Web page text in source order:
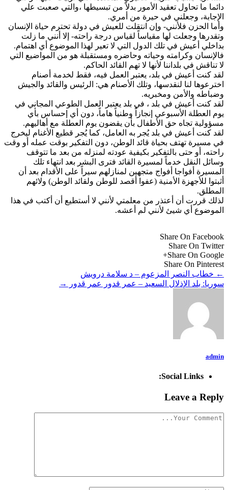
دائما ما تحاول تعقيد الأمور بدلاً من تبسيطها ،والتي صعبت علي
الإجابة، وجعلني في حيرة من أمري.
وأما الحزن فلأنني- وإن انتقلت للعيش في دولة تحترم حياة الإنسان
وتقدرها وجعلت لها مقياساً لقياس درجة راحته- إلا أنني ما زلت
بداخلي أعيش في تلك الدول التي لا تعير لهذا الموضوع أي اهتمام.
فالإنسان وكرامته وحياته وحاضره ومستقبلة هو من المواضيع التي
لا تناقش في بلداننا لأنها لا تهم القائد الحاكم.
لقد كنت أعيش في بلد، يعتبر العمل فيه، فقط لخدمة أصنام
اخترعوها لنا لنقدسها، وتلك الأصنام هي: الرئيس والقائد والجيش
وضباطه والأمن ومخبريه.
لقد كنت أعيش في بلد ، في بلد يعتبر العمل الطوعي المجاني في
يوم العطلة الأسبوعي إنجازاً وطنياً هاماً، دون أي إحساس بأي
مسؤولية تجاه حق الأطفال بأن يقضون يوم العطلة مع أهاليهم.
لقد كنت أعيش في بلد يُجر به العامل، كما يُجر قطيع الأغنام ليخرج
في مسيرة تهتف بحياة قائد الوطن، دون التفكير بوقت عمله أو وقت
راحته، أو حتى بالتفكير بكيفية عودته لمنزله من بعد ما تتوقف
وسائل النقل خدماً لمسيرة القائد فترى البشر بعد انتهاء تلك
المسيرة أفواجا أفواج متجهين لمنازلهم سيراً على الأقدام بعد أن
أثبتوا للأجهزة الأمنية (عفوا أقصد للوطن ولقائد الوطن) ولائهم
المطلق.
لذلك قررت أن أعتذر من معلمتي لأنني لا أستطيع أن أكتب في هذا
الموضوع أي شيئ لأنني لم أعشه.
Share On Facebook
Share On Twitter
Share On Google+
Share On Pinterest
← خطاب النصر المزعوم – د سلامة درويش
سوريا: بلد الإذلال السعيد – عمر قدور عمر قدور
→
admin
Social Links:
Leave a Reply